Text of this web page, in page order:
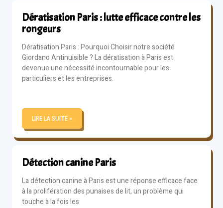
Dératisation Paris : lutte efficace contre les
rongeurs
Dératisation Paris : Pourquoi Choisir notre société
Giordano Antinuisible ? La dératisation à Paris est
devenue une nécessité incontournable pour les
particuliers et les entreprises.
LIRE LA SUITE »
Détection canine Paris
La détection canine à Paris est une réponse efficace face
à la prolifération des punaises de lit, un problème qui
touche à la fois les